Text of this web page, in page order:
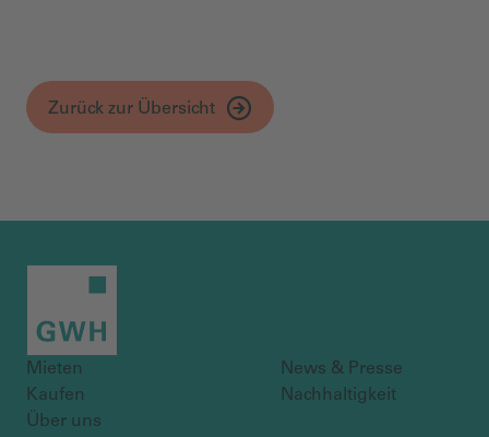
Zurück zur Übersicht
Mieten
Kaufen
News & Presse
Nachhaltigkeit
Über uns